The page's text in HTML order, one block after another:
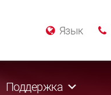
Язык
Поддержка